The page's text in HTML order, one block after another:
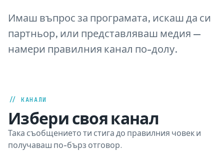
Имаш въпрос за програмата, искаш да си
партньор, или представляваш медия —
намери правилния канал по-долу.
// КАНАЛИ
Избери своя канал
Така съобщението ти стига до правилния човек и
получаваш по-бърз отговор.